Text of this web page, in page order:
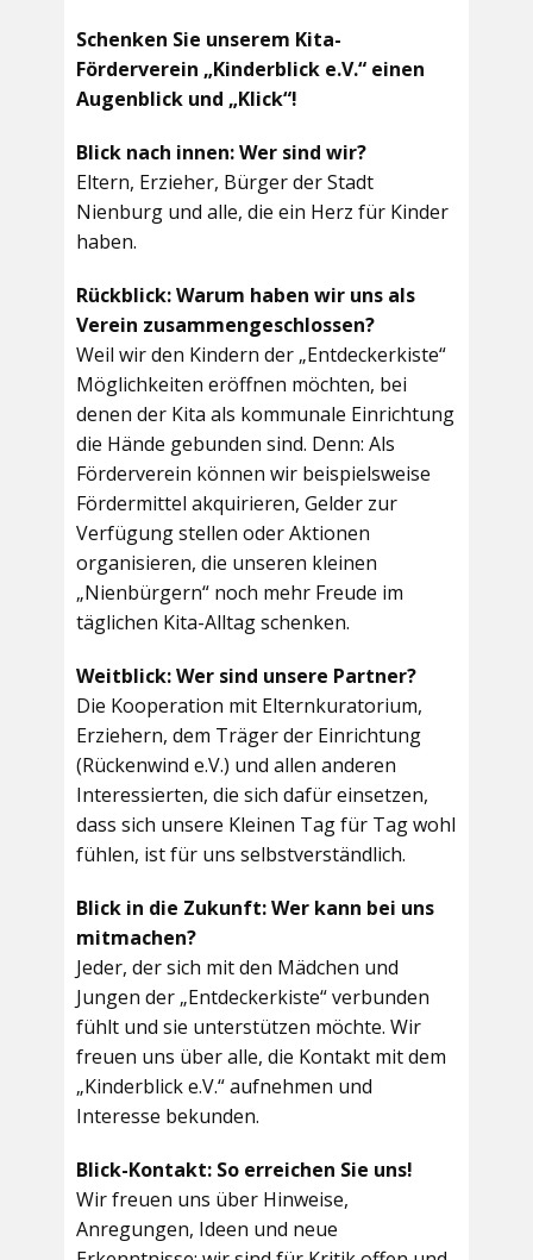
Schenken Sie unserem Kita-
Förderverein „Kinderblick e.V.“ einen
Augenblick und „Klick“!
Blick nach innen: Wer sind wir?
Eltern, Erzieher, Bürger der Stadt
Nienburg und alle, die ein Herz für Kinder
haben.
Rückblick: Warum haben wir uns als
Verein zusammengeschlossen?
Weil wir den Kindern der „Entdeckerkiste“
Möglichkeiten eröffnen möchten, bei
denen der Kita als kommunale Einrichtung
die Hände gebunden sind. Denn: Als
Förderverein können wir beispielsweise
Fördermittel akquirieren, Gelder zur
Verfügung stellen oder Aktionen
organisieren, die unseren kleinen
„Nienbürgern“ noch mehr Freude im
täglichen Kita-Alltag schenken.
Weitblick: Wer sind unsere Partner?
Die Kooperation mit Elternkuratorium,
Erziehern, dem Träger der Einrichtung
(Rückenwind e.V.) und allen anderen
Interessierten, die sich dafür einsetzen,
dass sich unsere Kleinen Tag für Tag wohl
fühlen, ist für uns selbstverständlich.
Blick in die Zukunft: Wer kann bei uns
mitmachen?
Jeder, der sich mit den Mädchen und
Jungen der „Entdeckerkiste“ verbunden
fühlt und sie unterstützen möchte. Wir
freuen uns über alle, die Kontakt mit dem
„Kinderblick e.V.“ aufnehmen und
Interesse bekunden.
Blick-Kontakt: So erreichen Sie uns!
Wir freuen uns über Hinweise,
Anregungen, Ideen und neue